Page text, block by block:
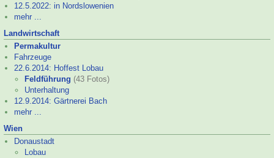
12.5.2022: in Nordslowenien
mehr ...
Landwirtschaft
Permakultur
Fahrzeuge
22.6.2014: Hoffest Lobau
Feldführung (43 Fotos)
Unterhaltung
12.9.2014: Gärtnerei Bach
mehr ...
Wien
Donaustadt
Lobau